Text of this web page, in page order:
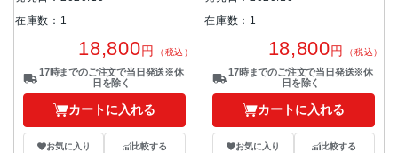
在庫数：1
18,800円 （税込）
17時までのご注文で当日発送※休
日を除く
カートに入れる
お気に入り 比較する
在庫数：1
18,800円 （税込）
17時までのご注文で当日発送※休
日を除く
カートに入れる
お気に入り 比較する